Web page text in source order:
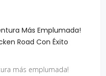
Más Emplumada!
Road Con Éxito
más emplumada!